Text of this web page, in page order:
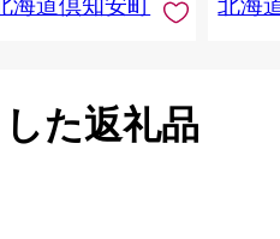
日用品
海道倶知安町
北海道
北海
た返礼品